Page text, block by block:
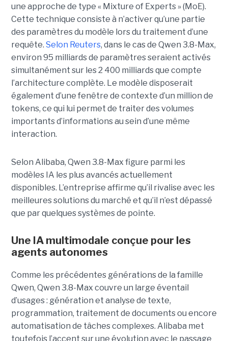
une approche de type « Mixture of Experts » (MoE).
Cette technique consiste à n’activer qu’une partie
des paramètres du modèle lors du traitement d’une
requête. Selon Reuters, dans le cas de Qwen 3.8-Max,
environ 95 milliards de paramètres seraient activés
simultanément sur les 2 400 milliards que compte
l’architecture complète. Le modèle disposerait
également d’une fenêtre de contexte d’un million de
tokens, ce qui lui permet de traiter des volumes
importants d’informations au sein d’une même
interaction.
Selon Alibaba, Qwen 3.8-Max figure parmi les
modèles IA les plus avancés actuellement
disponibles. L’entreprise affirme qu’il rivalise avec les
meilleures solutions du marché et qu’il n’est dépassé
que par quelques systèmes de pointe.
Une IA multimodale conçue pour les
agents autonomes
Comme les précédentes générations de la famille
Qwen, Qwen 3.8-Max couvre un large éventail
d’usages : génération et analyse de texte,
programmation, traitement de documents ou encore
automatisation de tâches complexes. Alibaba met
toutefois l’accent sur une évolution avec le passage